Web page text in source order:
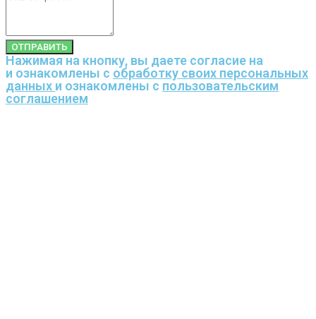
ОТПРАВИТЬ
Нажимая на кнопку, вы даете согласие на
и ознакомлены с обработку своих персональных
данных и ознакомлены с пользовательским
соглашением